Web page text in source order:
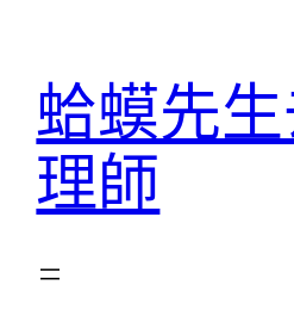
蛤蟆先
理師